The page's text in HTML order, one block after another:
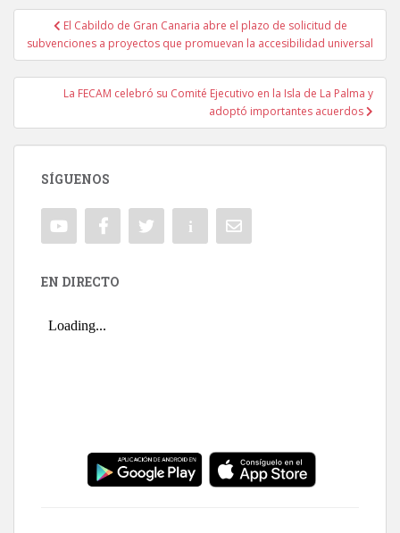
Navegación de entradas
El Cabildo de Gran Canaria abre el plazo de solicitud de
subvenciones a proyectos que promuevan la accesibilidad universal
La FECAM celebró su Comité Ejecutivo en la Isla de La Palma y
adoptó importantes acuerdos
SÍGUENOS
EN DIRECTO